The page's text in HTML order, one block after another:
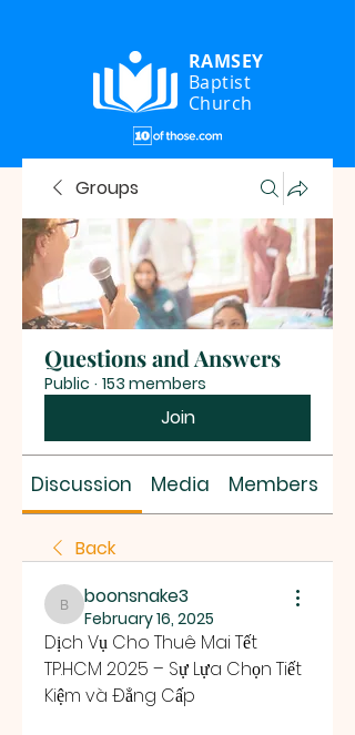
RAMSEY
Baptist
Church
Groups
Questions and Answers
Public · 153 members
Join
Discussion Media Members
Back
boonsnake3
boonsnake3
February 16, 2025
Dịch Vụ Cho Thuê Mai Tết
TP.HCM 2025 – Sự Lựa Chọn Tiết
Kiệm và Đẳng Cấp